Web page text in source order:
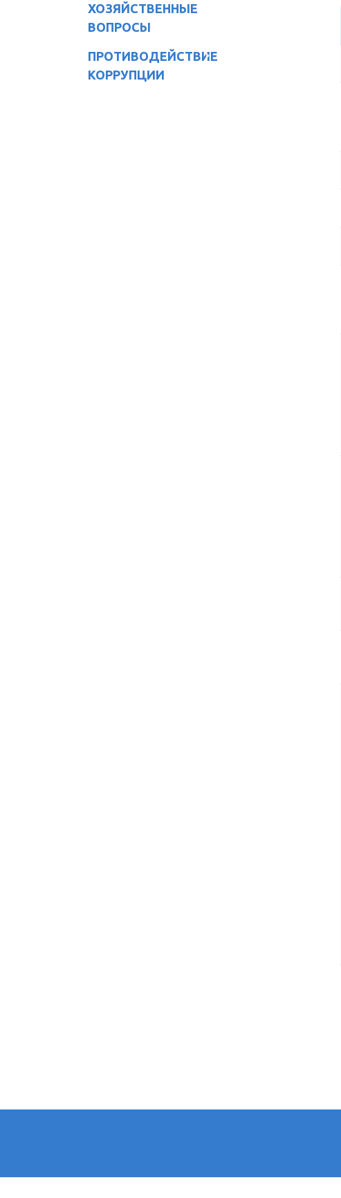
ХОЗЯЙСТВЕННЫЕ
ВОПРОСЫ
ПРОТИВОДЕЙСТВИЕ
КОРРУПЦИИ